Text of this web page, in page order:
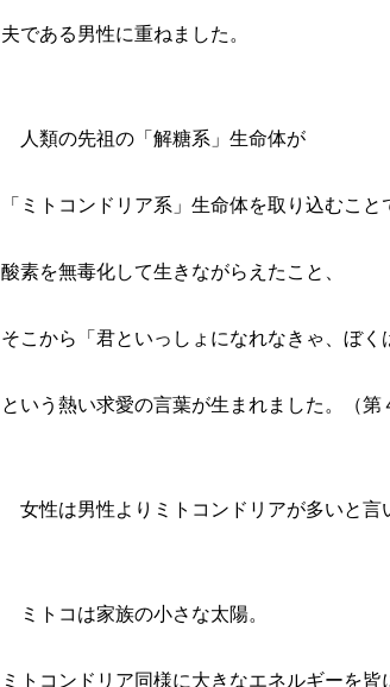
夫である男性に重ねました。
人類の先祖の「解糖系」生命体が
「ミトコンドリア系」生命体を取り込むこと
酸素を無毒化して生きながらえたこと、
そこから「君といっしょになれなきゃ、ぼく
という熱い求愛の言葉が生まれました。（第
女性は男性よりミトコンドリアが多いと言
ミトコは家族の小さな太陽。
ミトコンドリア同様に大きなエネルギーを皆